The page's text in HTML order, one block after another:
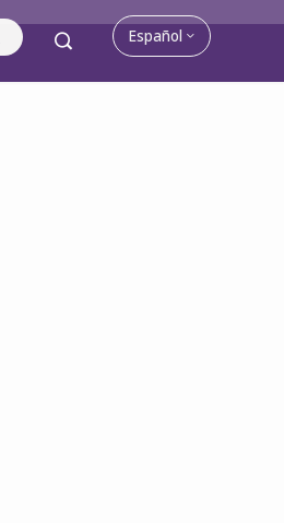
Español